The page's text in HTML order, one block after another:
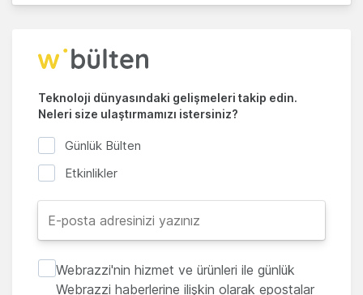
Teknoloji dünyasındaki gelişmeleri takip edin.
Neleri size ulaştırmamızı istersiniz?
Günlük Bülten
Etkinlikler
Webrazzi'nin hizmet ve ürünleri ile günlük
Webrazzi haberlerine ilişkin olarak epostalar